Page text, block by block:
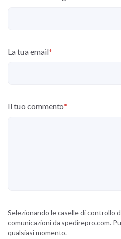
La tua email*
Il tuo commento*
Selezionando le caselle di controllo
comunicazioni da spedirepro.com.
qualsiasi momento.